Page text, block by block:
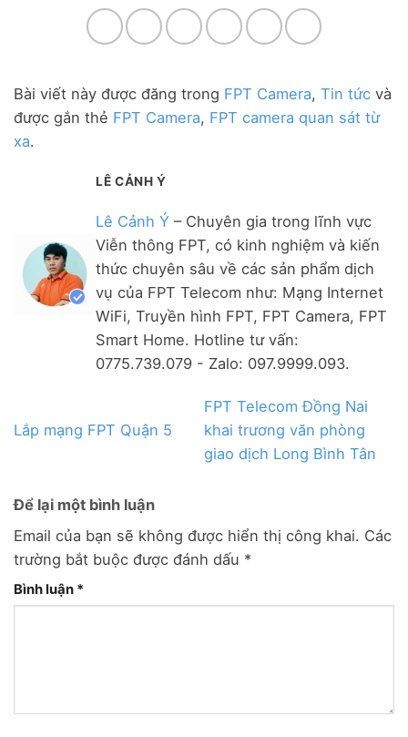
Bài viết này được đăng trong FPT Camera, Tin tức và
được gắn thẻ FPT Camera, FPT camera quan sát từ
xa.
LÊ CẢNH Ý
Lê Cảnh Ý – Chuyên gia trong lĩnh vực
Viễn thông FPT, có kinh nghiệm và kiến
thức chuyên sâu về các sản phẩm dịch
vụ của FPT Telecom như: Mạng Internet
WiFi, Truyền hình FPT, FPT Camera, FPT
Smart Home. Hotline tư vấn:
0775.739.079 - Zalo: 097.9999.093.
Lắp mạng FPT Quận 5
FPT Telecom Đồng Nai
khai trương văn phòng
giao dịch Long Bình Tân
Để lại một bình luận
Email của bạn sẽ không được hiển thị công khai. Các
trường bắt buộc được đánh dấu *
Bình luận *